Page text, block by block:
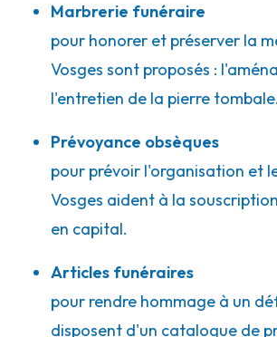
l'agence 03 29 51 76 43
A votre écoute 24h/24 7j/7
Rohrer Pierre -
14h-17h
Saint-Dié-88650 Anould
l'agence 03 29 57 01 32
A votre écoute 24h/24 7j/7
- Fraize
Marbrerie funéraire
pour honorer et préserver la
Vosges sont proposés :
l'entretien de la pierre
Prévoyance obsèques
pour prévoir l'organisation et
Vosges aident à la
en capital.
Articles funéraires
pour rendre hommage à un
disposent d'un catalogue de